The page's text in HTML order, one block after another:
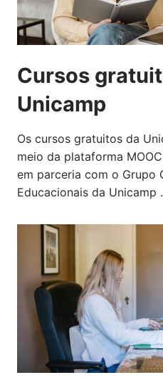
Cursos
Unicamp
Os cursos gratuitos da
meio da plataforma
em parceria com o Grupo
Educacionais da Unicamp